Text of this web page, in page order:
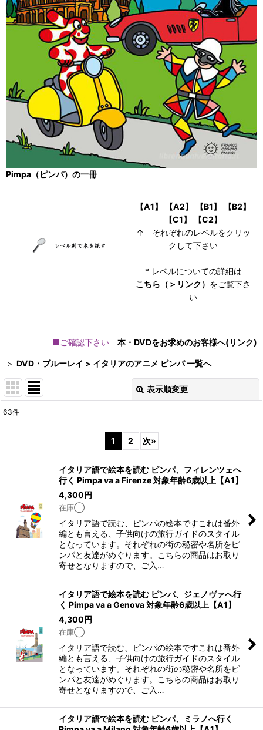
Pimpa（ピンパ）の一冊
【A1】 【A2】 【B1】
【B2】
【C1】
【C2】
↑ それぞれのレベルをクリッ
クして下さい
* レベルについての詳細は
こちら（＞リンク） をご覧下さ
い
■ご確認下さい 本・DVDをお求めのお客様へ(リンク)
＞ DVD・ブルーレイ > イタリアのアニメ ピンパ 一覧へ
表示順変更
63件
1 2 次»
イタリア語で絵本を読む ピンパ、フィレンツェへ
行く Pimpa va a Firenze 対象年齢6歳以上【A1】
4,300円
在庫◯
イタリア語で読む、ピンパの絵本ですこれは番外
編とも言える、子供向けの旅行ガイドのスタイル
となっています。それぞれの街の秘密や名所をピ
ンパと友達がめぐります。こちらの商品はお取り
寄せとなりますので、ご入…
イタリア語で絵本を読む ピンパ、ジェノヴァへ行
く Pimpa va a Genova 対象年齢6歳以上【A1】
4,300円
在庫◯
イタリア語で読む、ピンパの絵本ですこれは番外
編とも言える、子供向けの旅行ガイドのスタイル
となっています。それぞれの街の秘密や名所をピ
ンパと友達がめぐります。こちらの商品はお取り
寄せとなりますので、ご入…
イタリア語で絵本を読む ピンパ、ミラノへ行く